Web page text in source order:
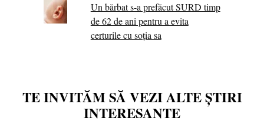
Un bărbat s-a prefăcut SURD timp
de 62 de ani pentru a evita
certurile cu soția sa
TE INVITĂM SĂ VEZI ALTE ȘTIRI
INTERESANTE